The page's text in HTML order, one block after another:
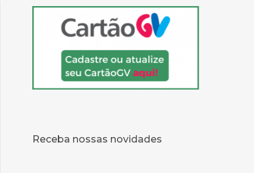
Receba nossas novidades